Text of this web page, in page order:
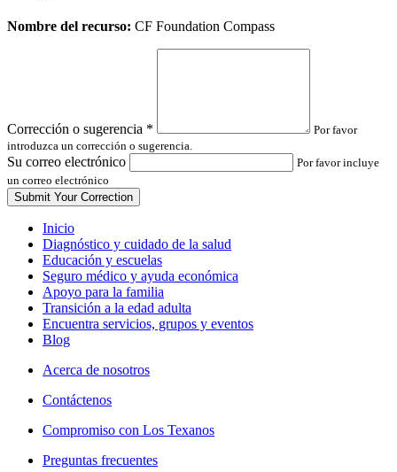
Leave
Nombre del recurso: CF Foundation Compass
Corrección o sugerencia *
Por favor
introduzca un corrección o sugerencia.
Su correo electrónico
Por favor incluye
un correo electrónico
Inicio
Diagnóstico y cuidado de la salud
Educación y escuelas
Seguro médico y ayuda económica
Apoyo para la familia
Transición a la edad adulta
Encuentra servicios, grupos y eventos
Blog
Acerca de nosotros
Contáctenos
Compromiso con Los Texanos
Preguntas frecuentes